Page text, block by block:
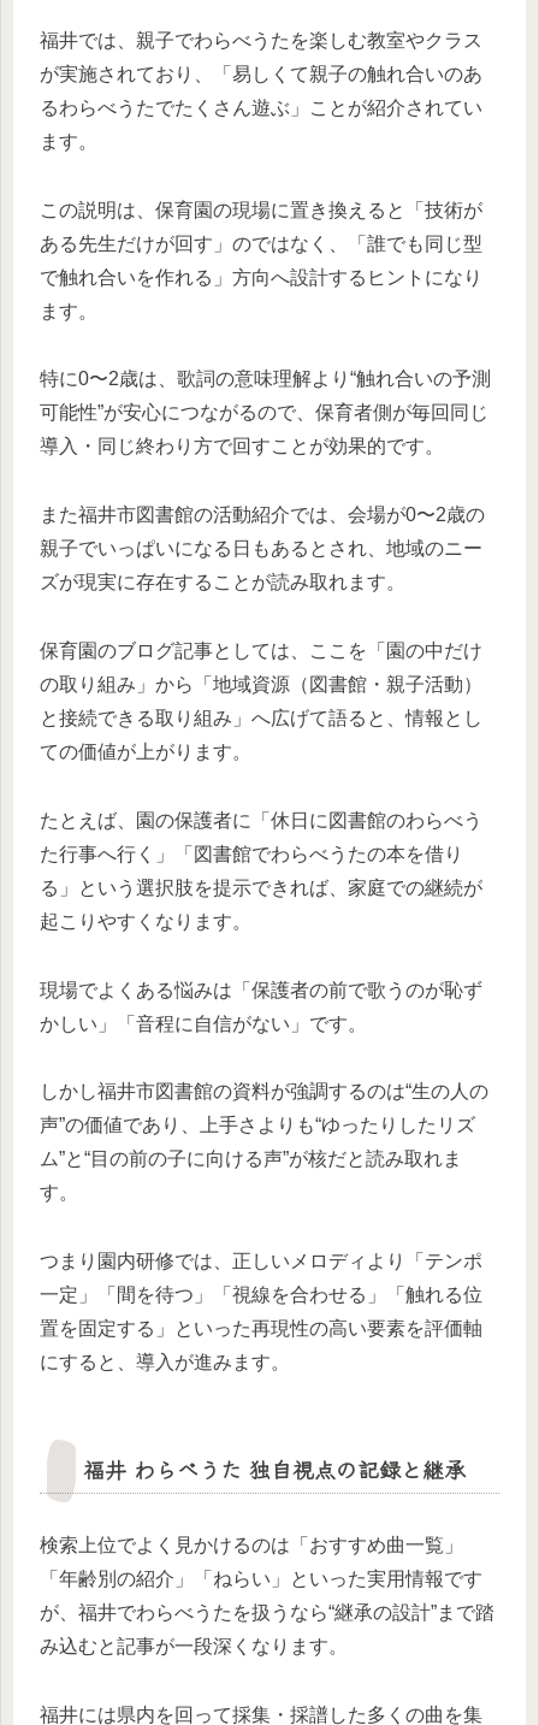
福井では、親子でわらべうたを楽しむ教室やクラス
が実施されており、「易しくて親子の触れ合いのあ
るわらべうたでたくさん遊ぶ」ことが紹介されてい
ます。
この説明は、保育園の現場に置き換えると「技術が
ある先生だけが回す」のではなく、「誰でも同じ型
で触れ合いを作れる」方向へ設計するヒントになり
ます。
特に0〜2歳は、歌詞の意味理解より“触れ合いの予測
可能性”が安心につながるので、保育者側が毎回同じ
導入・同じ終わり方で回すことが効果的です。
また福井市図書館の活動紹介では、会場が0〜2歳の
親子でいっぱいになる日もあるとされ、地域のニー
ズが現実に存在することが読み取れます。
保育園のブログ記事としては、ここを「園の中だけ
の取り組み」から「地域資源（図書館・親子活動）
と接続できる取り組み」へ広げて語ると、情報とし
ての価値が上がります。
たとえば、園の保護者に「休日に図書館のわらべう
た行事へ行く」「図書館でわらべうたの本を借り
る」という選択肢を提示できれば、家庭での継続が
起こりやすくなります。
現場でよくある悩みは「保護者の前で歌うのが恥ず
かしい」「音程に自信がない」です。
しかし福井市図書館の資料が強調するのは“生の人の
声”の価値であり、上手さよりも“ゆったりしたリズ
ム”と“目の前の子に向ける声”が核だと読み取れま
す。
つまり園内研修では、正しいメロディより「テンポ
一定」「間を待つ」「視線を合わせる」「触れる位
置を固定する」といった再現性の高い要素を評価軸
にすると、導入が進みます。
福井 わらべうた 独自視点の記録と継承
検索上位でよく見かけるのは「おすすめ曲一覧」
「年齢別の紹介」「ねらい」といった実用情報です
が、福井でわらべうたを扱うなら“継承の設計”まで踏
み込むと記事が一段深くなります。
福井には県内を回って採集・採譜した多くの曲を集